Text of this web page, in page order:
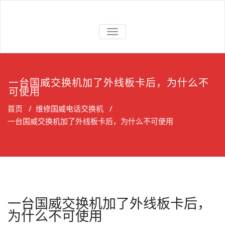
上海维修电话
上海维修松下、国威、NEC、迅
切
换
一台国威交换机加了外线板卡后，为什么不
可使用
首页 / 维修国威电话交换机 /
一台国威交换机加了外线板卡后，为什么不可使用
一台国威交换机加了外线板卡后，
为什么不可使用